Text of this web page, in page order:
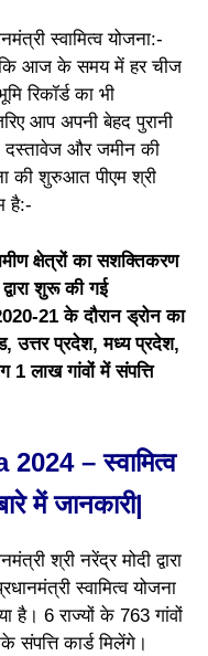
स्वामित्व योजना:-
कि आज के समय में हर चीज
रिकॉर्ड का भी
आप अपनी बेहद पुरानी
दस्तावेज और जमीन की
की शुरुआत पीएम श्री
है:-
क्षेत्रों का सशक्तिकरण
शुरू की गई
21 के दौरान ड्रोन का
उत्तर प्रदेश, मध्य प्रदेश,
1 लाख गांवों में संपत्ति
– स्वामित्व
में जानकारी|
श्री नरेंद्र मोदी द्वारा
स्वामित्व योजना
है। 6 राज्यों के 763 गांवों
कार्ड मिलेंगे।